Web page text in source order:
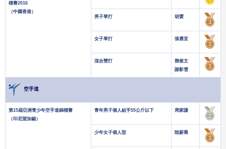
標賽2016
（中國香港）
男子單打 胡贇
女子單打 張雁宜
混合雙打
鄧俊文
謝影雪
空手道
第15屆亞洲青少年空手道錦標賽
（印尼望加錫）
青年男子個人組手55公斤以下 周家謙
少年女子個人型 陸蔚喬